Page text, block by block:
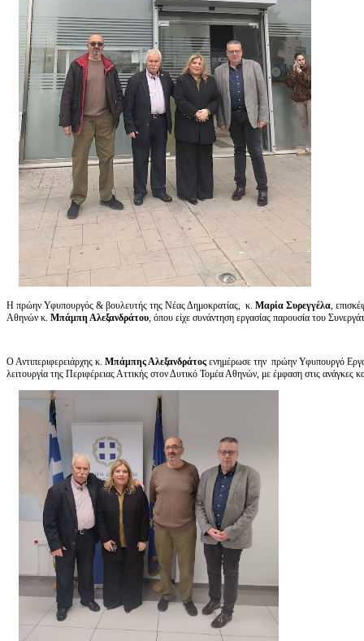
Η πρώην Υφυπουργός & βουλευτής της Νέας Δημοκρατίας, κ. Μαρία Συρεγγέλα,
Αθηνών κ. Μπάμπη Αλεξανδράτου, όπου είχε συνάντηση εργασίας παρουσία του
Ο Αντιπεριφερειάρχης κ. Μπάμπης Αλεξανδράτος ενημέρωσε την πρώην Υφυπουργό
λειτουργία της Περιφέρειας Αττικής στον Δυτικό Τομέα Αθηνών, με έμφαση στις ανάγκες